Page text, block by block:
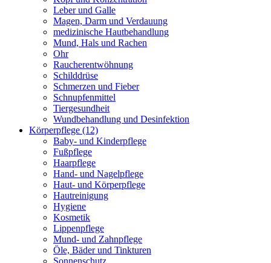
Leber und Galle
Magen, Darm und Verdauung
medizinische Hautbehandlung
Mund, Hals und Rachen
Ohr
Raucherentwöhnung
Schilddrüse
Schmerzen und Fieber
Schnupfenmittel
Tiergesundheit
Wundbehandlung und Desinfektion
Körperpflege (12)
Baby- und Kinderpflege
Fußpflege
Haarpflege
Hand- und Nagelpflege
Haut- und Körperpflege
Hautreinigung
Hygiene
Kosmetik
Lippenpflege
Mund- und Zahnpflege
Öle, Bäder und Tinkturen